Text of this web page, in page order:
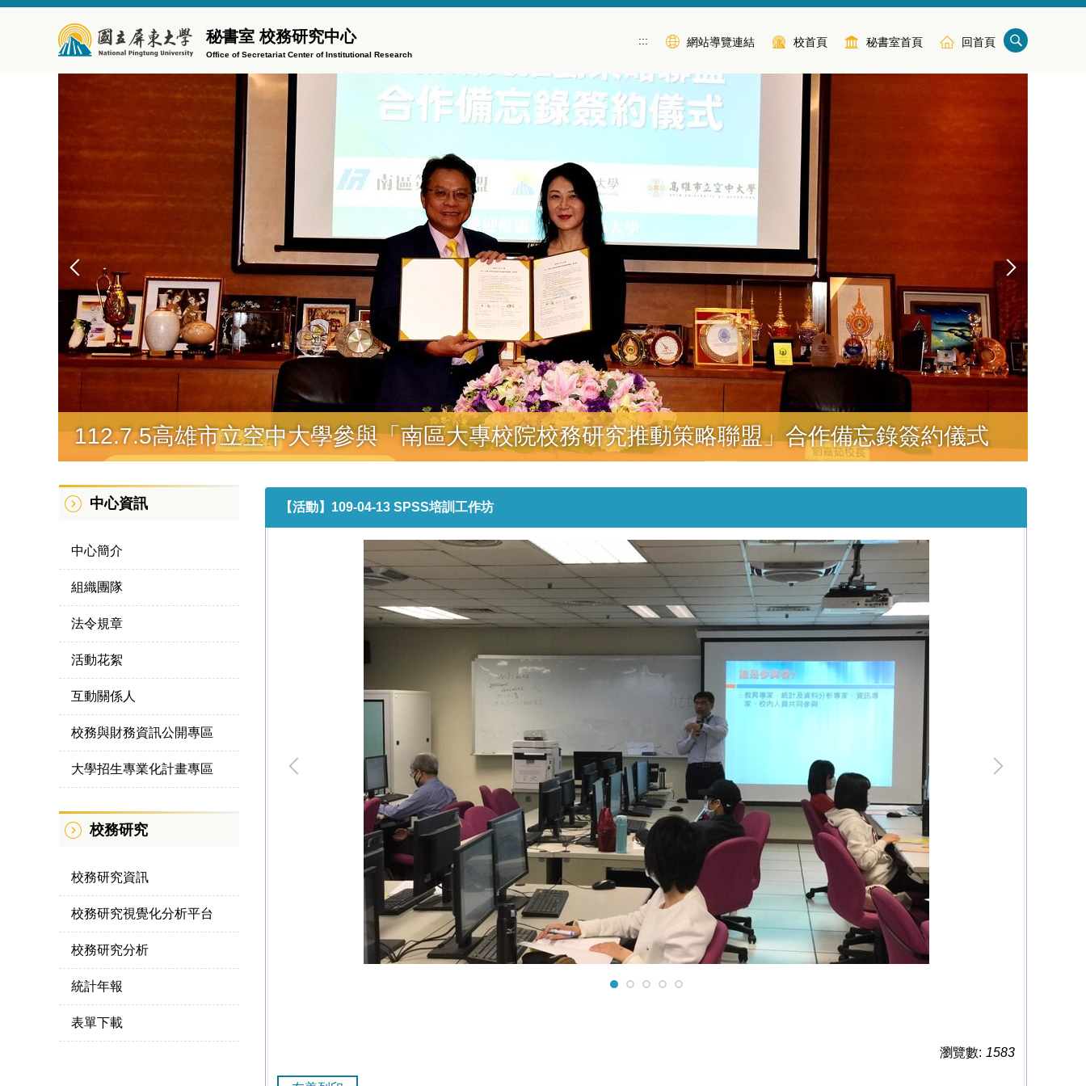
秘書室 校務研究中心
Office of Secretariat Center of Institutional Research
::: 網站導覽連結 校首頁 秘書室首頁 回首頁
112.7.5高雄市立空中大學參與「南區大專校院校務研究推動策略聯盟」合作備忘錄簽約儀式
中心資訊
中心簡介
組織團隊
法令規章
活動花絮
互動關係人
校務與財務資訊公開專區
大學招生專業化計畫專區
校務研究
校務研究資訊
校務研究視覺化分析平台
校務研究分析
統計年報
表單下載
【活動】109-04-13 SPSS培訓工作坊
瀏覽數: 1583